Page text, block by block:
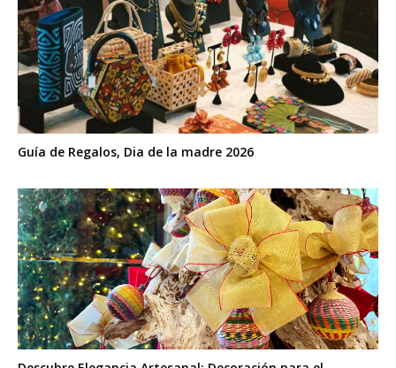
Guía de Regalos, Dia de la madre 2026